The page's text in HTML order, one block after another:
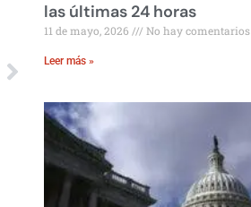
las últimas 24 horas
11 de mayo, 2026 No hay comentarios
Leer más »